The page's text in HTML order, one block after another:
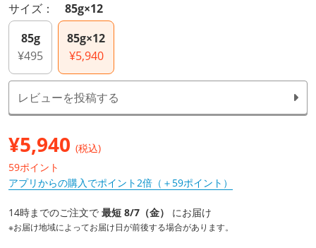
サイズ： 85g×12
85g
¥495
85g×12
¥5,940
レビューを投稿する
¥5,940 (税込)
59ポイント
アプリからの購入でポイント2倍（＋59ポイント）
14時までのご注文で 最短 8/7（金） にお届け
※お届け地域によってお届け日が前後する場合があります。